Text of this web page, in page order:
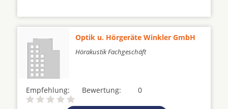
Optik u. Hörgeräte Winkler GmbH
Hörakustik Fachgeschäft
Empfehlung: 0
Bewertung: